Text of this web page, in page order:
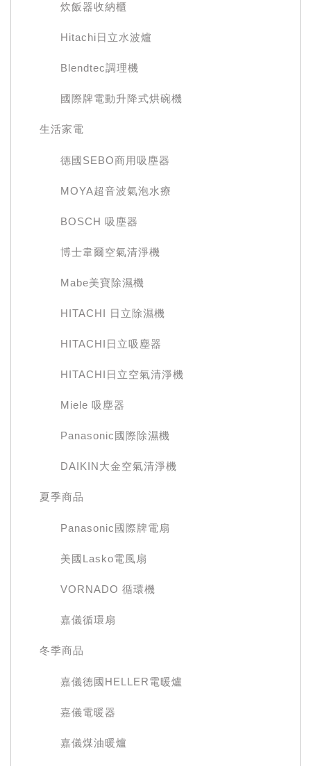
炊飯器收納櫃
Hitachi日立水波爐
Blendtec調理機
國際牌電動升降式烘碗機
生活家電
德國SEBO商用吸塵器
MOYA超音波氣泡水療
BOSCH 吸塵器
博士韋爾空氣清淨機
Mabe美寶除濕機
HITACHI 日立除濕機
HITACHI日立吸塵器
HITACHI日立空氣清淨機
Miele 吸塵器
Panasonic國際除濕機
DAIKIN大金空氣清淨機
夏季商品
Panasonic國際牌電扇
美國Lasko電風扇
VORNADO 循環機
嘉儀循環扇
冬季商品
嘉儀德國HELLER電暖爐
嘉儀電暖器
嘉儀煤油暖爐